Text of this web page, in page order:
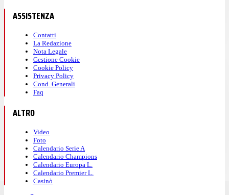
ASSISTENZA
Contatti
La Redazione
Nota Legale
Gestione Cookie
Cookie Policy
Privacy Policy
Cond. Generali
Faq
ALTRO
Video
Foto
Calendario Serie A
Calendario Champions
Calendario Europa L.
Calendario Premier L.
Casinò